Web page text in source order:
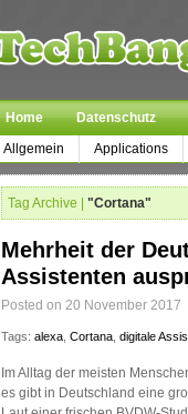
Home Datenschutz
Allgemein
Applications
Tag Archive | "Cortana"
Mehrheit der
Assistenten
Posted on 20 November 2017
Tags: alexa Cortana digitale
Im Alltag der meisten
es gibt in Deutschland eine